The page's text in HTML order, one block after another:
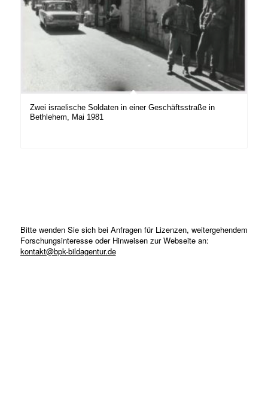
Zwei israelische Soldaten in einer Geschäftsstraße in
Bethlehem, Mai 1981
Bitte wenden Sie sich bei Anfragen für Lizenzen, weitergehendem
Forschungsinteresse oder Hinweisen zur Webseite an:
kontakt@bpk-bildagentur.de